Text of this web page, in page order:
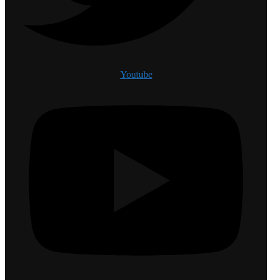
Youtube